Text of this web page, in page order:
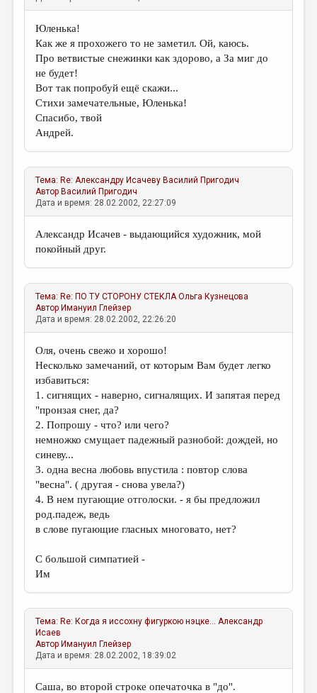
Юленька!
Как же я прохожего то не заметил. Ой, каюсь.
Про ветвистые снежинки как здорово, а За миг до
не будет!
Вот так попробуй ещё скажи...
Стихи замечательные, Юленька!
Спасибо, твой
Андрей.
Тема: Re: Александру Исачеву Василий Пригодич
Автор Василий Пригодич
Дата и время: 28.02.2002, 22:27:09
Александр Исачев - выдающийся художник, мой
покойный друг.
Тема: Re: ПО ТУ СТОРОНУ СТЕКЛА Ольга Кузнецова
Автор Имануил Глейзер
Дата и время: 28.02.2002, 22:26:20
Оля, очень свежо и хорошо!
Несколько замечаний, от которым Вам будет легко
избавиться:
1. сигнящих - наверно, сигналящих. И запятая перед
"пронзая снег, да?
2. Попрошу - что? или чего?
немножко смущает падежный разнобой: дождей, но
синеву...
3. одна весна любовь впустила : повтор слова
"весна". ( другая - снова увела?)
4. В нем пугающие отголоски. - я бы предложил
род.падеж, ведь
в слове пугающие гласных многовато, нет?
С большой симпатией -
Им
Тема: Re: Когда я иссохну фигуркою нэцке... Александр
Исаев
Автор Имануил Глейзер
Дата и время: 28.02.2002, 18:39:02
Саша, во второй строке опечаточка в "до".